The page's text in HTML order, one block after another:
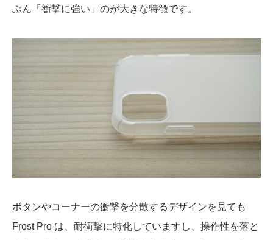
ぶん「衝撃に強い」のが大きな特徴です。
ボタンやコーナーの衝撃を分散するデザインを見ても
Frost Pro は、耐衝撃に特化していますし、操作性を落と